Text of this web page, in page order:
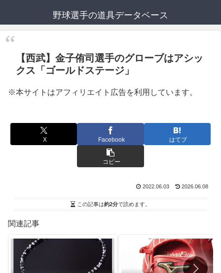
野球選手の道具データベース
【西武】金子侑司選手のグローブはアシッ
クス「ゴールドステージ」
※本サイトはアフィリエイト広告を利用しています。
X Facebook はてブ
コピー
2022.06.03 2026.06.08
この記事は約2分で読めます。
関連記事